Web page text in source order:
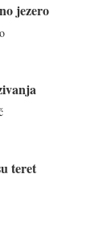
jezero
teret